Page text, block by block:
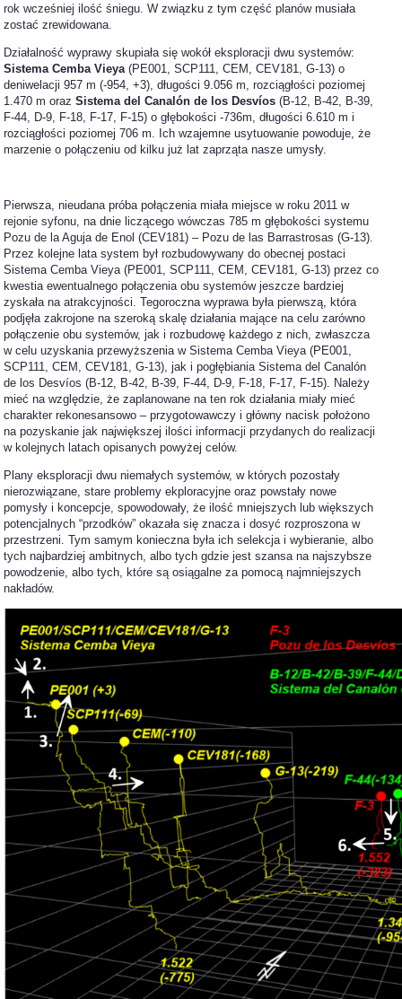
rok wcześniej ilość śniegu. W związku z tym część planów musiała
zostać zrewidowana.
Działalność wyprawy skupiała się wokół eksploracji dwu systemów:
Sistema Cemba Vieya (PE001, SCP111, CEM, CEV181, G-13) o
deniwelacji 957 m (-954, +3), długości 9.056 m, rozciągłości poziomej
1.470 m orazSistema del Canalón de los Desvíos (B-12, B-42, B-39,
F-44, D-9, F-18, F-17, F-15) o głębokości -736m, długości 6.610 m i
rozciągłości poziomej 706 m. Ich wzajemne usytuowanie powoduje, że
marzenie o połączeniu od kilku już lat zaprząta nasze umysły.
Pierwsza, nieudana próba połączenia miała miejsce w roku 2011 w
rejonie syfonu, na dnie liczącego wówczas 785 m głębokości systemu
Pozu de la Aguja de Enol (CEV181) – Pozu de las Barrastrosas (G-13).
Przez kolejne lata system był rozbudowywany do obecnej postaci
Sistema Cemba Vieya (PE001, SCP111, CEM, CEV181, G-13) przez co
kwestia ewentualnego połączenia obu systemów jeszcze bardziej
zyskała na atrakcyjności. Tegoroczna wyprawa była pierwszą, która
podjęła zakrojone na szeroką skalę działania mające na celu zarówno
połączenie obu systemów, jak i rozbudowę każdego z nich, zwłaszcza
w celu uzyskania przewyższenia w Sistema Cemba Vieya (PE001,
SCP111, CEM, CEV181, G-13), jak i pogłębiania Sistema del Canalón
de los Desvíos (B-12, B-42, B-39, F-44, D-9, F-18, F-17, F-15). Należy
mieć na względzie, że zaplanowane na ten rok działania miały mieć
charakter rekonesansowo – przygotowawczy i główny nacisk położono
na pozyskanie jak największej ilości informacji przydanych do realizacji
w kolejnych latach opisanych powyżej celów.
Plany eksploracji dwu niemałych systemów, w których pozostały
nierozwiązane, stare problemy ekploracyjne oraz powstały nowe
pomysły i koncepcje, spowodowały, że ilość mniejszych lub większych
potencjalnych “przodków” okazała się znacza i dosyć rozproszona w
przestrzeni. Tym samym konieczna była ich selekcja i wybieranie, albo
tych najbardziej ambitnych, albo tych gdzie jest szansa na najszybsze
powodzenie, albo tych, które są osiągalne za pomocą najmniejszych
nakładów.